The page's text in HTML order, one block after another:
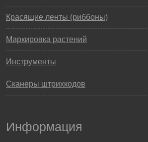
Красящие ленты (риббоны)
Маркировка растений
Инструменты
Сканеры штрихкодов
Информация